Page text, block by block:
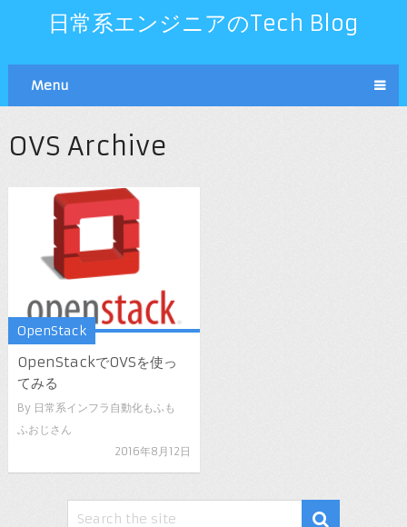
日常系エンジニアのTech Blog
Menu
OVS Archive
OpenStack
OpenStackでOVSを使っ
てみる
By 日常系インフラ自動化もふも
ふおじさん
2016年8月12日